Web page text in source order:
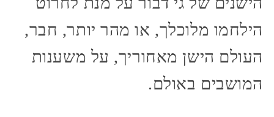
הילחמו מלוכלך, או מהר יותר, חבר,
העולם הישן מאחוריך, על משענות
המושבים באולם.